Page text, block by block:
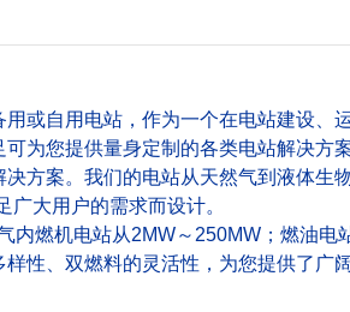
自用电站，作为一个在电站建设、
为您提供量身定制的各类电站解决方
方案。我们的电站从天然气到液体生
大用户的需求而设计。
机电站从2MW～250MW；燃油电站
性、双燃料的灵活性，为您提供了广阔